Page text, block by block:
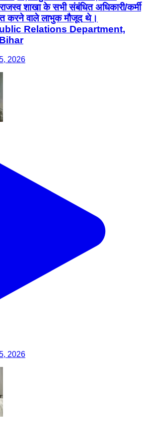
शाखा के सभी संबंधित अधिकारी/कर्मी
करने वाले लाभुक मौजूद थे।
Relations Department,
2026
2026